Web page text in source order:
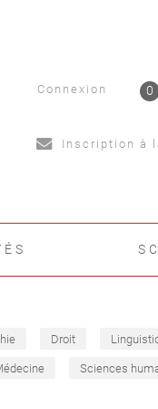
Connexion 0
Inscription à
Droit
Sciences